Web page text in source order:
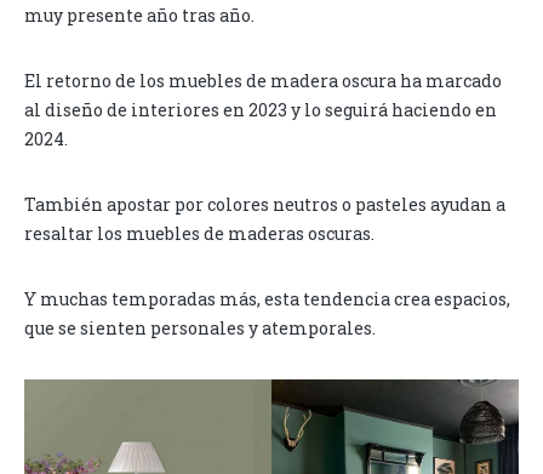
muy presente año tras año.
El retorno de los muebles de madera oscura ha marcado
al diseño de interiores en 2023 y lo seguirá haciendo en
2024.
También apostar por colores neutros o pasteles ayudan a
resaltar los muebles de maderas oscuras.
Y muchas temporadas más, esta tendencia crea espacios,
que se sienten personales y atemporales.